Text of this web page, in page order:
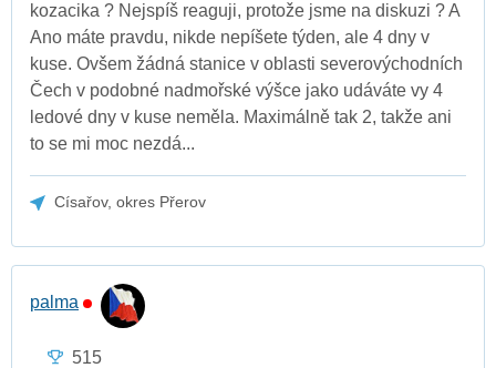
kozacika ? Nejspíš reaguji, protože jsme na diskuzi ? A
Ano máte pravdu, nikde nepíšete týden, ale 4 dny v
kuse. Ovšem žádná stanice v oblasti severovýchodních
Čech v podobné nadmořské výšce jako udáváte vy 4
ledové dny v kuse neměla. Maximálně tak 2, takže ani
to se mi moc nezdá...
Císařov, okres Přerov
palma
515